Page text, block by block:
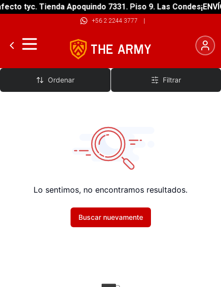
tyc. Tienda Apoquindo 7331. Piso 9. Las Condes
+56 2 2244 3777 |
Pantalones Bike
Ordenar Filtrar
Lo sentimos, no encontramos resultados.
Buscar nuevamente